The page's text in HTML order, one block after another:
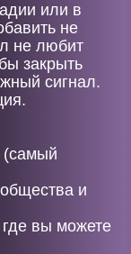
или в
не
не любит
закрыть
сигнал.
(самый
и
вы можете